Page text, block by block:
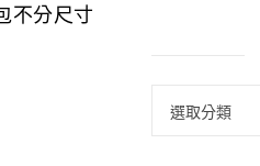
不分尺寸